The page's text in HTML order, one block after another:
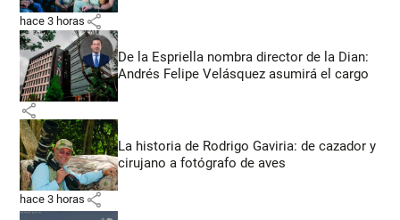
hace 3 horas share
De la Espriella nombra director de la Dian:
Andrés Felipe Velásquez asumirá el cargo
share
La historia de Rodrigo Gaviria: de cazador y
cirujano a fotógrafo de aves
hace 3 horas share